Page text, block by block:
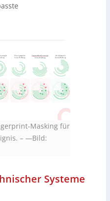
Masking für
– —Bild:
Systeme